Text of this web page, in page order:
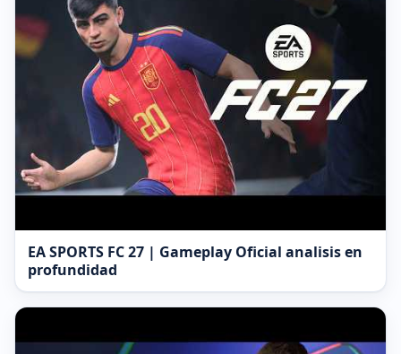
EA SPORTS FC 27 | Gameplay Oficial analisis en
profundidad